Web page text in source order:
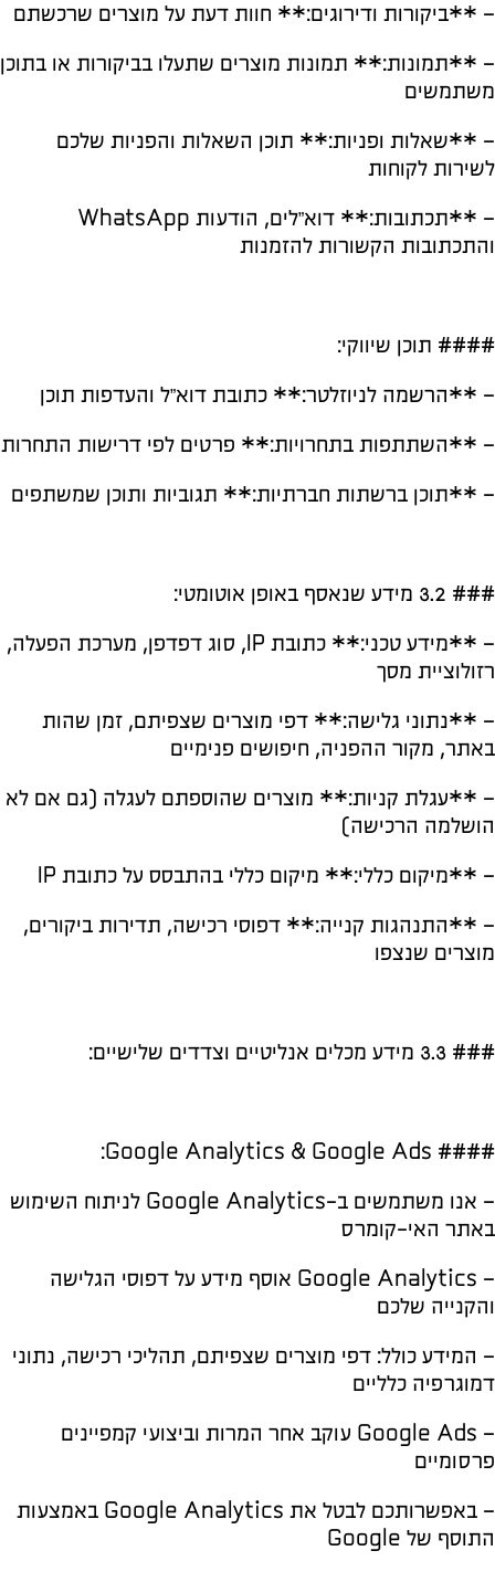
– **ביקורות ודירוגים:** חוות דעת על מוצרים שרכשתם
– **תמונות:** תמונות מוצרים שתעלו בביקורות או בתוכן
משתמשים
– **שאלות ופניות:** תוכן השאלות והפניות שלכם
לשירות לקוחות
– **תכתובות:** דוא”לים, הודעות WhatsApp
והתכתובות הקשורות להזמנות
#### תוכן שיווקי:
– **הרשמה לניוזלטר:** כתובת דוא”ל והעדפות תוכן
– **השתתפות בתחרויות:** פרטים לפי דרישות התחרות
– **תוכן ברשתות חברתיות:** תגוביות ותוכן שמשתפים
### 3.2 מידע שנאסף באופן אוטומטי:
– **מידע טכני:** כתובת IP, סוג דפדפן, מערכת הפעלה,
רזולוציית מסך
– **נתוני גלישה:** דפי מוצרים שצפיתם, זמן שהות
באתר, מקור ההפניה, חיפושים פנימיים
– **עגלת קניות:** מוצרים שהוספתם לעגלה (גם אם לא
הושלמה הרכישה)
– **מיקום כללי:** מיקום כללי בהתבסס על כתובת IP
– **התנהגות קנייה:** דפוסי רכישה, תדירות ביקורים,
מוצרים שנצפו
### 3.3 מידע מכלים אנליטיים וצדדים שלישיים:
#### Google Analytics & Google Ads:
– אנו משתמשים ב-Google Analytics לניתוח השימוש
באתר האי-קומרס
– Google Analytics אוסף מידע על דפוסי הגלישה
והקנייה שלכם
– המידע כולל: דפי מוצרים שצפיתם, תהליכי רכישה, נתוני
דמוגרפיה כלליים
– Google Ads עוקב אחר המרות וביצועי קמפיינים
פרסומיים
– באפשרותכם לבטל את Google Analytics באמצעות
התוסף של Google